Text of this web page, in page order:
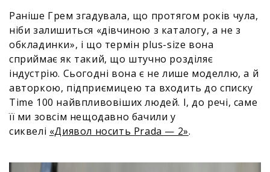
Раніше Грем згадувала, що протягом років чула,
ніби залишиться «дівчиною з каталогу, а не з
обкладинки», і що термін plus-size вона
сприймає як такий, що штучно розділяє
індустрію. Сьогодні вона є не лише моделлю, а й
авторкою, підприємицею та входить до списку
Time 100 найвпливовіших людей. І, до речі, саме
її ми зовсім нещодавно бачили у
сиквелі «Диявол носить Prada — 2».